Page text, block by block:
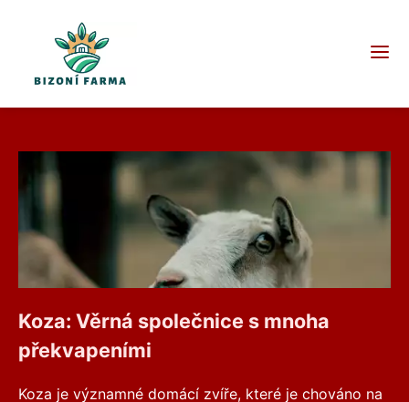
Koza: Věrná společnice s mnoha
překvapeními
Koza je významné domácí zvíře, které je chováno na